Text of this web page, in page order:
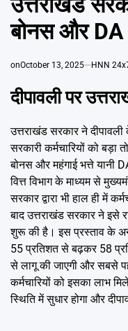
बोनस और DA
onOctober 13, 2025 HNN
दीपावली पर
उत्तराखंड सरकार ने
सरकारी कर्मचारियों को
बोनस और महंगाई भत्ते यानी
वित्त विभाग के माध्यम से
सरकार द्वारा भी हाल ही में
बाद उत्तराखंड सरकार ने इसे
शुरू की है। इस प्रस्ताव के
55 प्रतिशत से बढ़कर 58
से लागू की जाएगी और सबसे
कर्मचारियों को इसका लाभ
स्थिति में सुधार होगा और